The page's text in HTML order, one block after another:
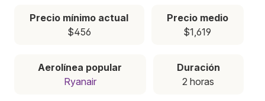
Precio mínimo actual
$456
Precio medio
$1,619
Aerolínea popular
Ryanair
Duración
2 horas